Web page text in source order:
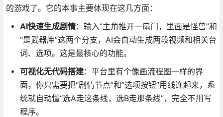
的游戏了。它的本事主要体现在这几方面：
AI快速生成剧情：输入“主角推开一扇门，里面是怪兽”和
“是武器库”这两个分支，AI会自动生成两段视频和相关台
词、选项。这是最核心的功能。
可视化无代码搭建：平台里有个像画流程图一样的界
面，你只需要把“剧情节点”和“选项按钮”用线连起来，系
统就自动懂“选A走这条线，选B走那条线”，完全不用写
程序。